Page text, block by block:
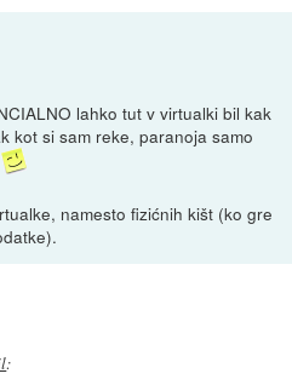
lahko tut v virtualki bil kak
kot si sam reke, paranoja samo
namesto fizićnih kišt (ko gre
: